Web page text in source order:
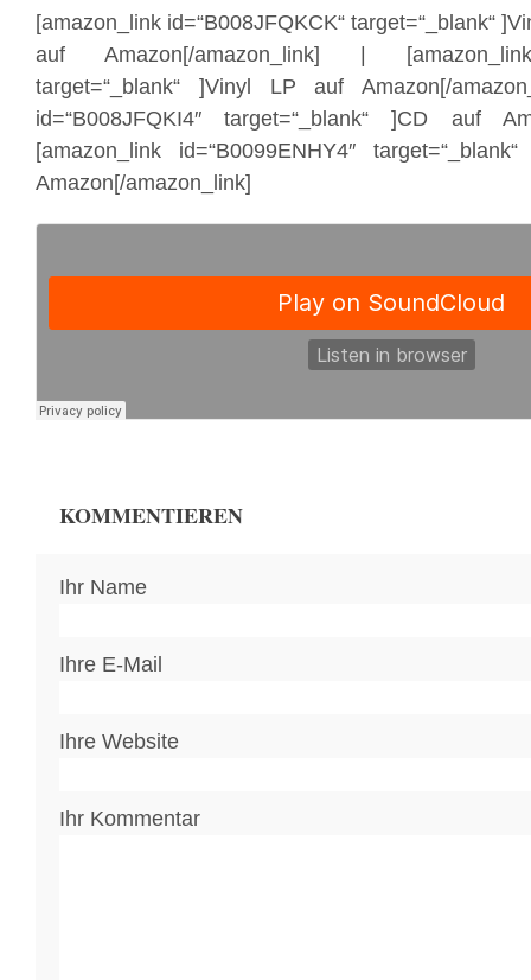
[amazon_link id=“B008JFQKCK“ target=“_blank“
auf Amazon[/amazon_link] | [amazon_link
target=“_blank“ ]Vinyl LP auf Amazon[/
id=“B008JFQKI4″ target=“_blank“ ]CD auf
[amazon_link id=“B0099ENHY4″
Amazon[/amazon_link]
KOMMENTIEREN
Ihr Name
Ihre E-Mail
Ihre Website
Ihr Kommentar